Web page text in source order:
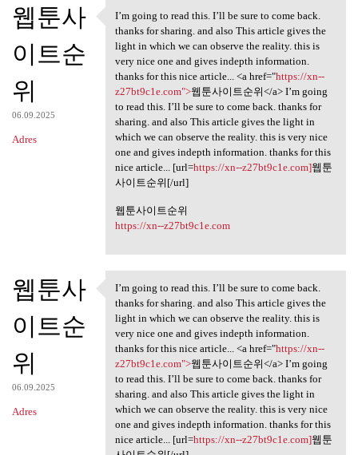
웹툰사
이트순
위
06.09.2025
Adres
I’m going to read this. I’ll
I’m going to read this. I’ll be sure to come back.
thanks for sharing. and also This article gives the
light in which we can observe the reality. this is
very nice one and gives indepth information.
thanks for this nice article... <a href="https://xn--
z27bt9c1e.com">웹툰사이트순위</a> I’m going
to read this. I’ll be sure to come back. thanks for
sharing. and also This article gives the light in
which we can observe the reality. this is very nice
one and gives indepth information. thanks for this
nice article... [url=https://xn--z27bt9c1e.com]웹툰
사이트순위[/url]
웹툰사이트순위
https://xn--z27bt9c1e.com
웹툰사
이트순
위
06.09.2025
Adres
I’m going to read this. I’ll
I’m going to read this. I’ll be sure to come back.
thanks for sharing. and also This article gives the
light in which we can observe the reality. this is
very nice one and gives indepth information.
thanks for this nice article... <a href="https://xn--
z27bt9c1e.com">웹툰사이트순위</a> I’m going
to read this. I’ll be sure to come back. thanks for
sharing. and also This article gives the light in
which we can observe the reality. this is very nice
one and gives indepth information. thanks for this
nice article... [url=https://xn--z27bt9c1e.com]웹툰